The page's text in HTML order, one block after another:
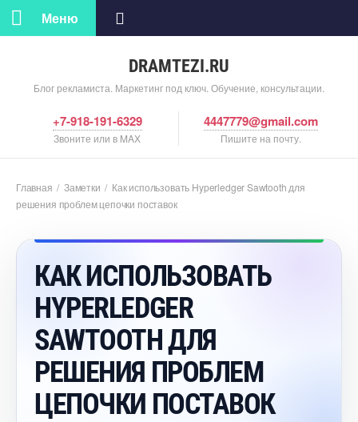
DRAMTEZI.RU
Блог рекламиста. Маркетинг под ключ. Обучение, консультации.
Меню
+7-918-191-6329
Звоните или в MAX
4447779@gmail.com
Пишите на почту.
Главная / Заметки / Как использовать Hyperledger Sawtooth для
решения проблем цепочки поставок
КАК ИСПОЛЬЗОВАТЬ
HYPERLEDGER
SAWTOOTH ДЛЯ
РЕШЕНИЯ ПРОБЛЕМ
ЦЕПОЧКИ ПОСТАВОК